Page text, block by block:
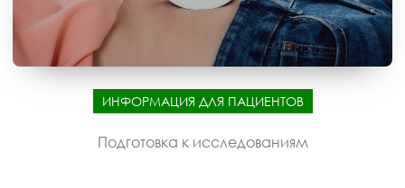
ИНФОРМАЦИЯ ДЛЯ ПАЦИЕНТОВ
Подготовка к исследованиям